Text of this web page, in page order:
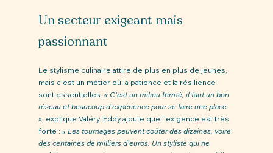
Un secteur exigeant mais
passionnant
Le stylisme culinaire attire de plus en plus de jeunes,
mais c'est un métier où la patience et la résilience
sont essentielles. « C'est un milieu fermé, il faut un bon
réseau et beaucoup d'expérience pour se faire une place
», explique Valéry. Eddy ajoute que l'exigence est très
forte : « Les tournages peuvent coûter des dizaines, voire
des centaines de milliers d'euros. Un styliste qui ne